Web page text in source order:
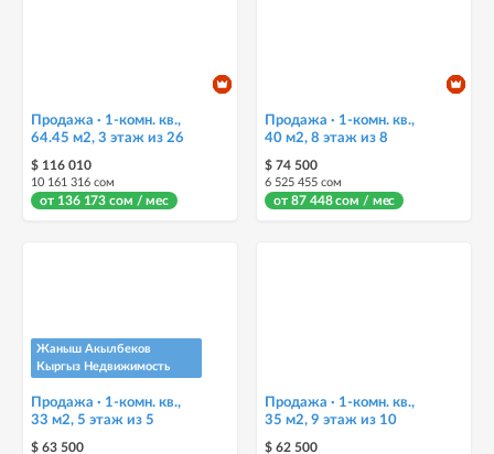
Продажа · 1-комн. кв.,
64.45 м2, 3 этаж из 26
$ 116 010
10 161 316 сом
от 136 173 сом / мес
Продажа · 1-комн. кв.,
40 м2, 8 этаж из 8
$ 74 500
6 525 455 сом
от 87 448 сом / мес
Жаныш Акылбеков
Кыргыз Недвижимость
Продажа · 1-комн. кв.,
33 м2, 5 этаж из 5
$ 63 500
Продажа · 1-комн. кв.,
35 м2, 9 этаж из 10
$ 62 500